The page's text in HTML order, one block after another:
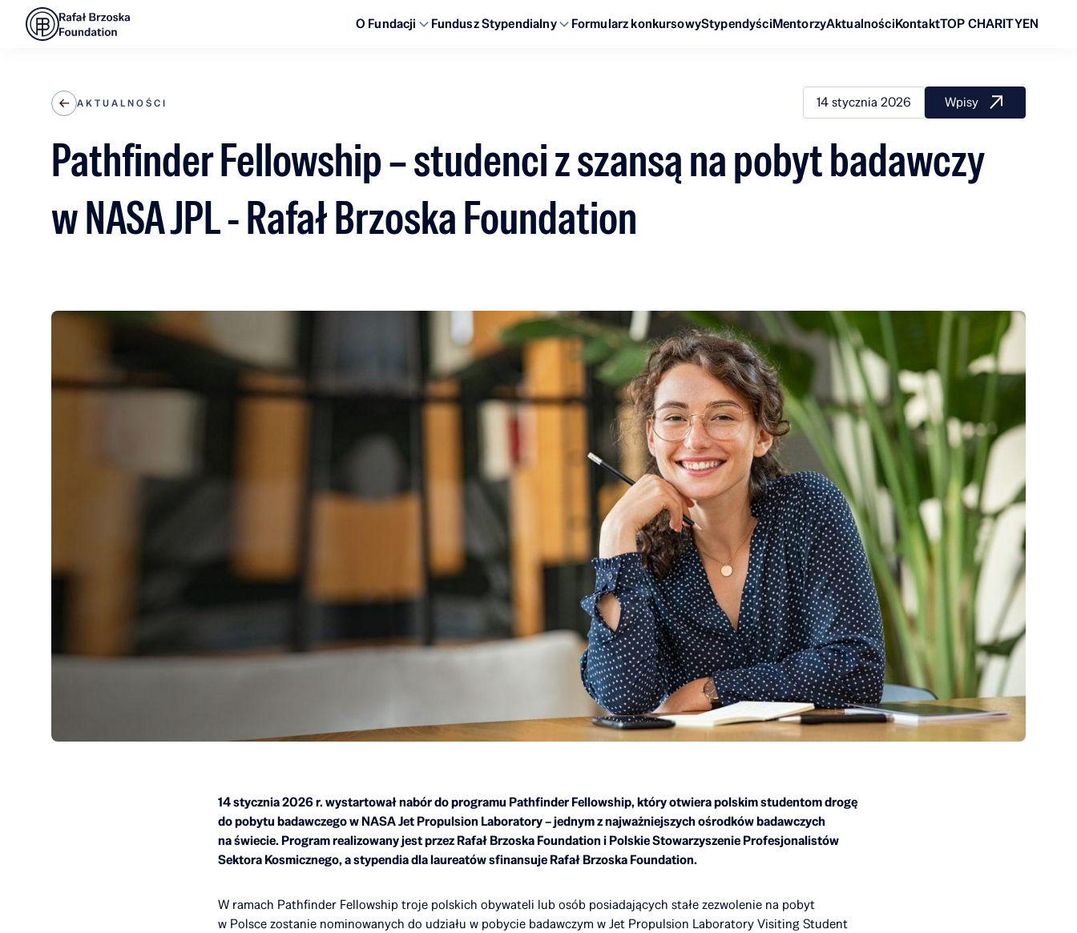
O Fundacji Fundusz Stypendialny Formularz konkursowyStypendyściMentorzyAktualnościKontaktTOP CHARITYEN
AKTUALNOŚCI 14 stycznia 2026 Wpisy
Pathfinder Fellowship – studenci z szansą na pobyt badawczy
w NASA JPL - Rafał Brzoska Foundation
14 stycznia 2026 r. wystartował nabór do programu Pathfinder Fellowship, który otwiera polskim studentom drogę
do pobytu badawczego w NASA Jet Propulsion Laboratory – jednym z najważniejszych ośrodków badawczych
na świecie. Program realizowany jest przez Rafał Brzoska Foundation i Polskie Stowarzyszenie Profesjonalistów
Sektora Kosmicznego, a stypendia dla laureatów sfinansuje Rafał Brzoska Foundation.
W ramach Pathfinder Fellowship troje polskich obywateli lub osób posiadających stałe zezwolenie na pobyt
w Polsce zostanie nominowanych do udziału w pobycie badawczym w Jet Propulsion Laboratory Visiting Student